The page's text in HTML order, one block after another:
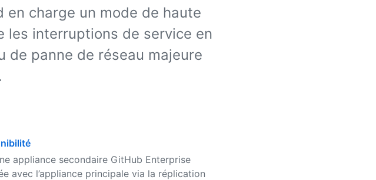
en charge un mode de haute
les interruptions de service en
de panne de réseau majeure
appliance secondaire GitHub Enterprise
avec l’appliance principale via la réplication